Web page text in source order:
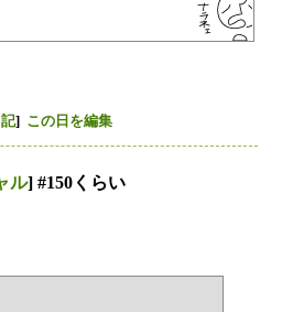
] この日を編集
ル] #150くらい